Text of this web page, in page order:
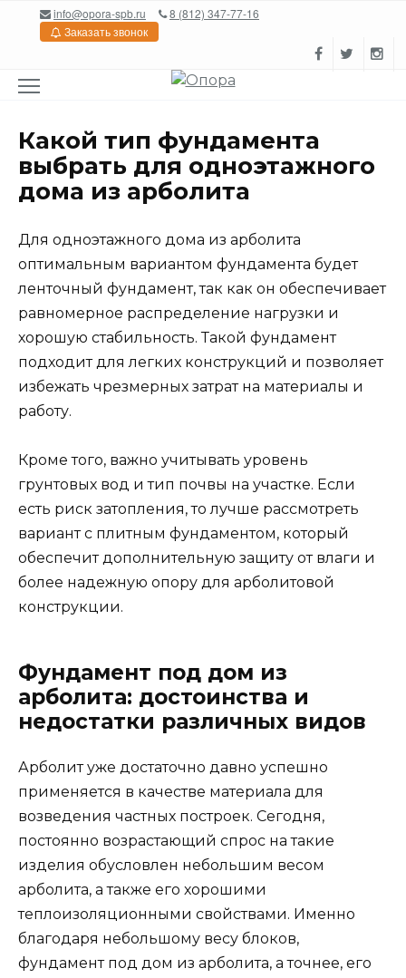
Перейтиinfo@opora-spb.ru
8 (812) 347-77-16
Заказать звонок
Какой тип фундамента
выбрать для одноэтажного
дома из арболита
Для одноэтажного дома из арболита
оптимальным вариантом фундамента будет
ленточный фундамент, так как он обеспечивает
равномерное распределение нагрузки и
хорошую стабильность. Такой фундамент
подходит для легких конструкций и позволяет
избежать чрезмерных затрат на материалы и
работу.
Кроме того, важно учитывать уровень
грунтовых вод и тип почвы на участке. Если
есть риск затопления, то лучше рассмотреть
вариант с плитным фундаментом, который
обеспечит дополнительную защиту от влаги и
более надежную опору для арболитовой
конструкции.
Фундамент под дом из
арболита: достоинства и
недостатки различных видов
Арболит уже достаточно давно успешно
применяется в качестве материала для
возведения частных построек. Сегодня,
постоянно возрастающий спрос на такие
изделия обусловлен небольшим весом
арболита, а также его хорошими
теплоизоляционными свойствами. Именно
благодаря небольшому весу блоков,
фундамент под дом из арболита, а точнее, его